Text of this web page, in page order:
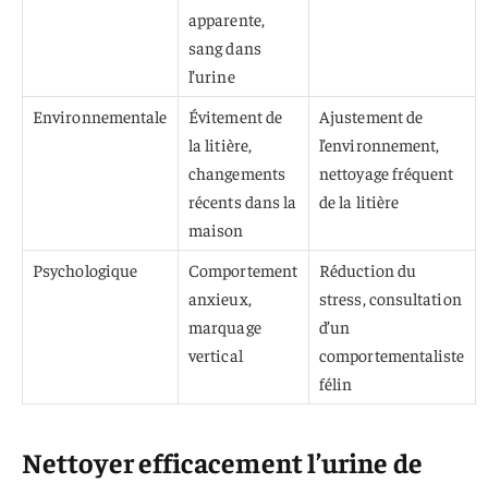
apparente,
sang dans
l’urine
Environnementale
Évitement de
la litière,
changements
récents dans la
maison
Ajustement de
l’environnement,
nettoyage fréquent
de la litière
Psychologique
Comportement
anxieux,
marquage
vertical
Réduction du
stress, consultation
d’un
comportementaliste
félin
Nettoyer efficacement l’urine de